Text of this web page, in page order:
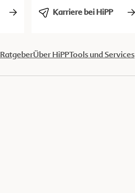
Karriere bei HiPP
RatgeberÜber HiPPTools und Services